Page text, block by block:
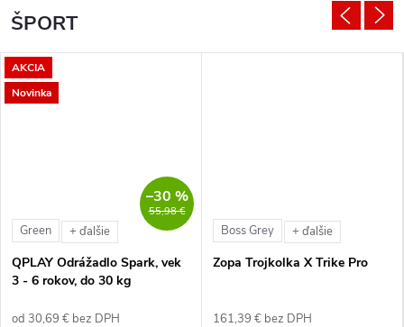
ŠPORT
AKCIA
Novinka
55,98 €
–30 %
Green + ďalšie
QPLAY Odrážadlo Spark, vek
3 - 6 rokov, do 30 kg
od 30,69 € bez DPH
Boss Grey + ďalšie
Zopa Trojkolka X Trike Pro
161,39 € bez DPH